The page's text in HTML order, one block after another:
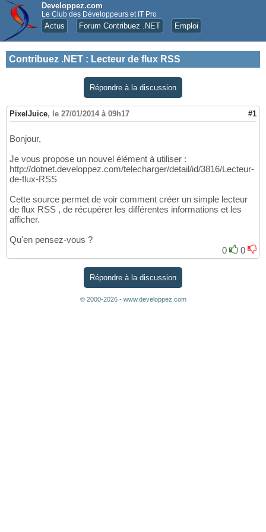
Developpez.com
Le Club des Développeurs et IT Pro
Actus Forum Contribuez .NET Emploi
Contribuez .NET : Lecteur de flux RSS
Répondre à la discussion
PixelJuice, le 27/01/2014 à 09h17 #1
Bonjour,
Je vous propose un nouvel élément à utiliser :
http://dotnet.developpez.com/telecharger/detail/id/3816/Lecteur-
de-flux-RSS
Cette source permet de voir comment créer un simple lecteur
de flux RSS , de récupérer les différentes informations et les
afficher.
Qu'en pensez-vous ?
0
0
Répondre à la discussion
© 2000-2026 - www.developpez.com